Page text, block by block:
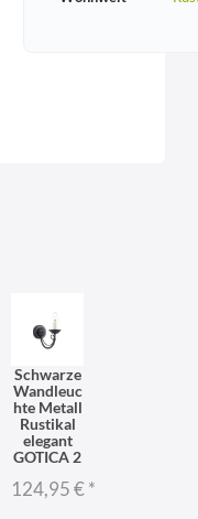
Schwarze
Wandleuc
hte Metall
Rustikal
elegant
GOTICA 2
124,95 €*